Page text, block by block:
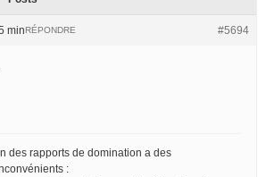
min #5694
RÉPONDRE
des rapports de domination a des
: